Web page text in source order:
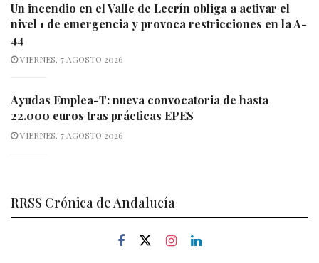
Un incendio en el Valle de Lecrín obliga a activar el
nivel 1 de emergencia y provoca restricciones en la A-
44
VIERNES, 7 AGOSTO 2026
Ayudas Emplea-T: nueva convocatoria de hasta
22.000 euros tras prácticas EPES
VIERNES, 7 AGOSTO 2026
RRSS Crónica de Andalucía